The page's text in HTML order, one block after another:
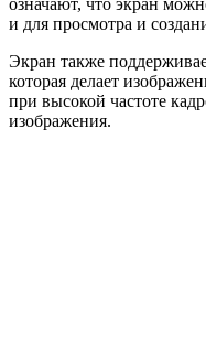
и для просмотра и
Экран также
которая делает
при высокой частоте
изображения.